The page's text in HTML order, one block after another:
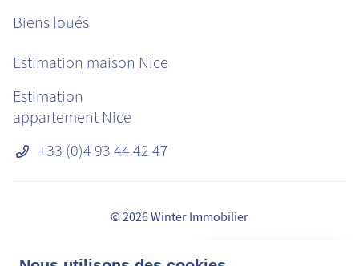
Biens loués
Estimation maison Nice
Estimation
appartement Nice
+33 (0)4 93 44 42 47
© 2026 Winter Immobilier
👋 Obtenez une pré-